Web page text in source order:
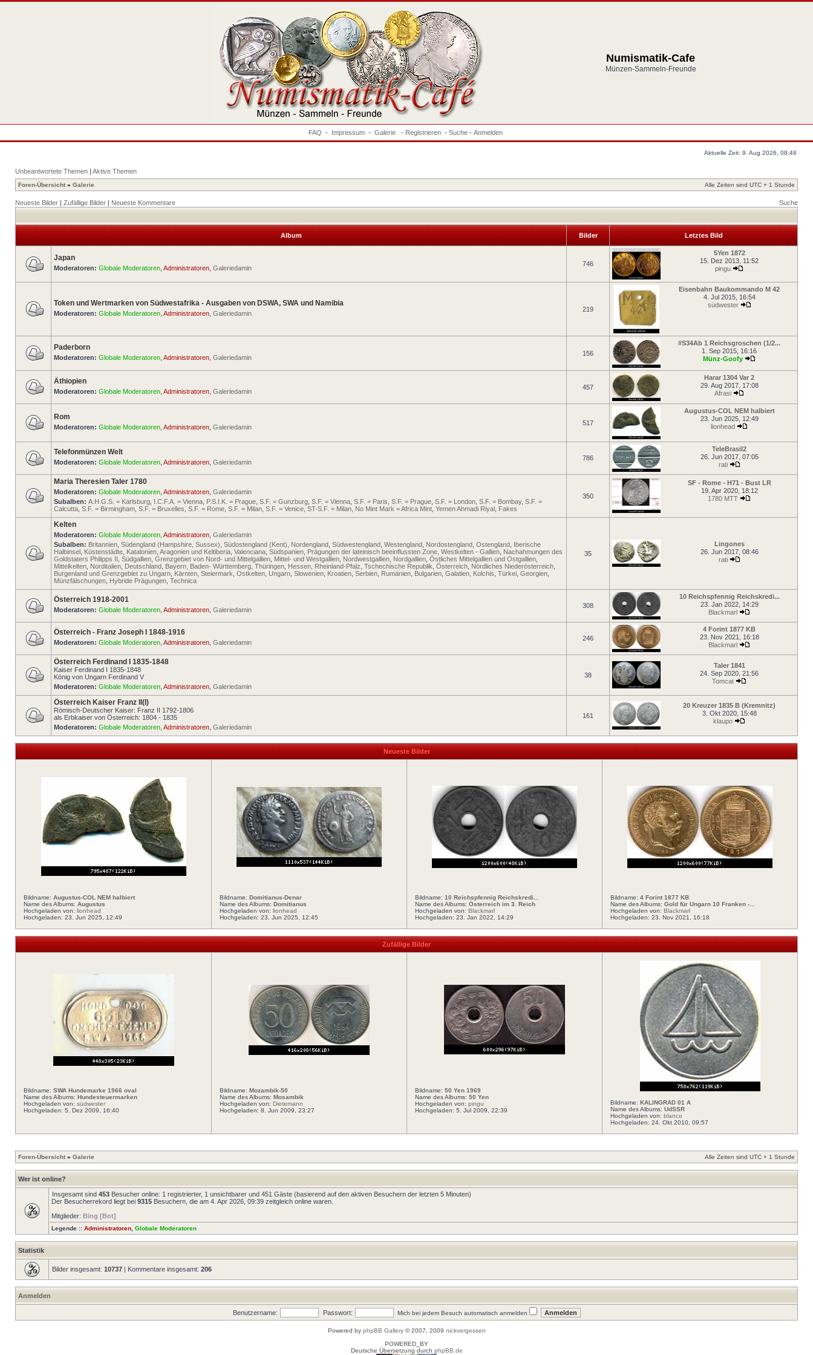
Numismatik-Cafe
Münzen-Sammeln-Freunde
FAQ - Impressum - Galerie - Registrieren - Suche - Anmelden
Aktuelle Zeit: 9. Aug 2026, 08:48
Unbeantwortete Themen | Aktive Themen
Foren-Übersicht » Galerie Alle Zeiten sind UTC + 1 Stunde
Neueste Bilder | Zufällige Bilder | Neueste Kommentare Suche
Album Bilder Letztes Bild
Japan
Moderatoren: Globale Moderatoren Administratoren Galeriedamin
746
5Yen 1872
15. Dez 2013, 11:52
pingu
Token und Wertmarken von Südwestafrika - Ausgaben von DSWA, SWA und Namibia
Moderatoren: Globale Moderatoren Administratoren Galeriedamin
219
Eisenbahn Baukommando M 42
4. Jul 2015, 16:54
südwester
Paderborn
Moderatoren: Globale Moderatoren Administratoren Galeriedamin
156
#S34Ab 1 Reichsgroschen (1/2...
1. Sep 2015, 16:16
Münz-Goofy
Äthiopien
Moderatoren: Globale Moderatoren Administratoren Galeriedamin
457
Harar 1304 Var 2
29. Aug 2017, 17:08
Afrasi
Rom
Moderatoren: Globale Moderatoren Administratoren Galeriedamin
517
Augustus-COL NEM halbiert
23. Jun 2025, 12:49
lionhead
Telefonmünzen Welt
Moderatoren: Globale Moderatoren Administratoren Galeriedamin
786
TeleBrasil2
26. Jun 2017, 07:05
rati
Maria Theresien Taler 1780
Moderatoren: Globale Moderatoren Administratoren Galeriedamin
Subalben: A.H.G.S. = Karlsburg I.C.F.A. = Vienna P.S.I.K. = Prague S.F. = Gunzburg S.F. = Vienna S.F. = Paris S.F. = Prague S.F. = London S.F. = Bombay, S.F. =
Calcutta S.F. = Birmingham S.F. = Bruxelles S.F. = Rome S.F. = Milan S.F. = Venice ST-S.F. = Milan No Mint Mark = Africa Mint Yemen Ahmadi Riyal Fakes
350
SF - Rome - H71 - Bust LR
19. Apr 2020, 18:12
1780 MTT
Kelten
Moderatoren: Globale Moderatoren Administratoren Galeriedamin
Subalben: Britannien Südengland (Hampshire, Sussex) Südostengland (Kent) Nordengland Südwestengland Westengland Nordostengland Ostengland Iberische
Halbinsel Küstenstädte Katalonien Aragonien und Keltiberia Valenciana Südspanien Prägungen der lateinisch beeinflussten Zone Westkelten - Gallien Nachahmungen des
Goldstaters Philipps II Südgallien Grenzgebiet von Nord- und Mittelgallien Mittel- und Westgallien Nordwestgallien Nordgallien Östliches Mittelgallien und Ostgallien
Mittelkelten Norditalien Deutschland Bayern, Baden- Württemberg, Thüringen Hessen, Rheinland-Pfalz Tschechische Republik Österreich Nördliches Niederösterreich
Burgenland und Grenzgebiet zu Ungarn Kärnten Steiermark Ostkelten Ungarn Slowenien Kroatien Serbien Rumänien Bulgarien Galatien, Kolchis Türkei Georgien
Münzfälschungen Hybride Prägungen Technica
35
Lingones
26. Jun 2017, 08:46
rati
Österreich 1918-2001
Moderatoren: Globale Moderatoren Administratoren Galeriedamin
308
10 Reichspfennig Reichskredi...
23. Jan 2022, 14:29
Blackmarl
Österreich - Franz Joseph I 1848-1916
Moderatoren: Globale Moderatoren Administratoren Galeriedamin
246
4 Forint 1877 KB
23. Nov 2021, 16:18
Blackmarl
Österreich Ferdinand I 1835-1848
Kaiser Ferdinand I 1835-1848
König von Ungarn Ferdinand V
Moderatoren: Globale Moderatoren Administratoren Galeriedamin
38
Taler 1841
24. Sep 2020, 21:56
Tomcat
Österreich Kaiser Franz II(I)
Römisch-Deutscher Kaiser: Franz II 1792-1806
als Erbkaiser von Österreich: 1804 - 1835
Moderatoren: Globale Moderatoren Administratoren Galeriedamin
161
20 Kreuzer 1835 B (Kremnitz)
3. Okt 2020, 15:48
klaupo
Neueste Bilder
Bildname: Augustus-COL NEM halbiert
Name des Albums: Augustus
Hochgeladen von: lionhead
Hochgeladen: 23. Jun 2025, 12:49
Bildname: Domitianus-Denar
Name des Albums: Domitianus
Hochgeladen von: lionhead
Hochgeladen: 23. Jun 2025, 12:45
Bildname: 10 Reichspfennig Reichskredi...
Name des Albums: Österreich im 3. Reich
Hochgeladen von: Blackmarl
Hochgeladen: 23. Jan 2022, 14:29
Bildname: 4 Forint 1877 KB
Name des Albums: Gold für Ungarn 10 Franken -...
Hochgeladen von: Blackmarl
Hochgeladen: 23. Nov 2021, 16:18
Zufällige Bilder
Bildname: SWA Hundemarke 1966 oval
Name des Albums: Hundesteuermarken
Hochgeladen von: südwester
Hochgeladen: 5. Dez 2009, 16:40
Bildname: Mozambik-50
Name des Albums: Mosambik
Hochgeladen von: Dietemann
Hochgeladen: 8. Jun 2009, 23:27
Bildname: 50 Yen 1969
Name des Albums: 50 Yen
Hochgeladen von: pingu
Hochgeladen: 5. Jul 2009, 22:39
Bildname: KALINGRAD 01 A
Name des Albums: UdSSR
Hochgeladen von: blanco
Hochgeladen: 24. Okt 2010, 09:57
Foren-Übersicht » Galerie Alle Zeiten sind UTC + 1 Stunde
Wer ist online?
Insgesamt sind 453 Besucher online: 1 registrierter, 1 unsichtbarer und 451 Gäste (basierend auf den aktiven Besuchern der letzten 5 Minuten)
Der Besucherrekord liegt bei 9315 Besuchern, die am 4. Apr 2026, 09:39 zeitgleich online waren.
Mitglieder: Bing [Bot]
Legende :: Administratoren Globale Moderatoren
Statistik
Bilder insgesamt: 10737 | Kommentare insgesamt: 206
Anmelden
Benutzername: Passwort: Mich bei jedem Besuch automatisch anmelden
Powered by phpBB Gallery© 2007, 2009 nickvergessen
POWERED_BY
Deutsche Übersetzung durch phpBB.de